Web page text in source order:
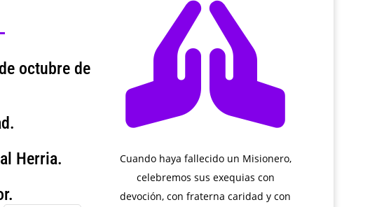
octubre de
Herria.

Cuando haya fallecido un Misionero,
celebremos sus exequias con
devoción, con fraterna caridad y con